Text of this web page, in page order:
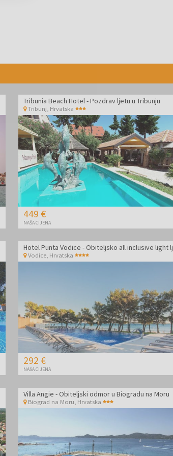
Tribunia Beach Hotel - Pozdrav ljetu u Tribunju
Tribunj Hrvatska
449 €
NAŠA CIJENA
Vodice, Hrvatska
292 €
NAŠA CIJENA
Villa Angie - Obiteljski odmor u Biogradu na Moru
Biograd na Moru Hrvatska